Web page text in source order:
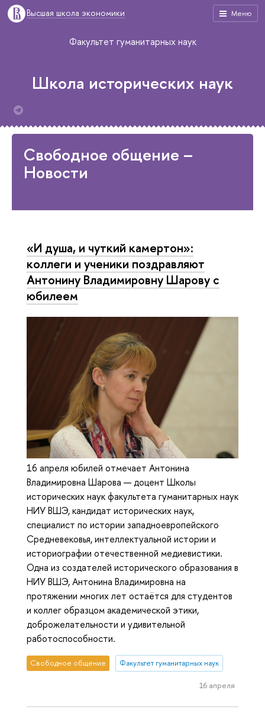
Меню
Высшая школа экономики
Факультет гуманитарных наук
Школа исторических наук
Свободное общение –
Новости
«И душа, и чуткий камертон»:
коллеги и ученики поздравляют
Антонину Владимировну Шарову с
юбилеем
16 апреля юбилей отмечает Антонина
Владимировна Шарова — доцент Школы
исторических наук факультета гуманитарных наук
НИУ ВШЭ, кандидат исторических наук,
специалист по истории западноевропейского
Средневековья, интеллектуальной истории и
историографии отечественной медиевистики.
Одна из создателей исторического образования в
НИУ ВШЭ, Антонина Владимировна на
протяжении многих лет остаётся для студентов
и коллег образцом академической этики,
доброжелательности и удивительной
работоспособности.
Свободное общение Факультет гуманитарных наук
16 апреля